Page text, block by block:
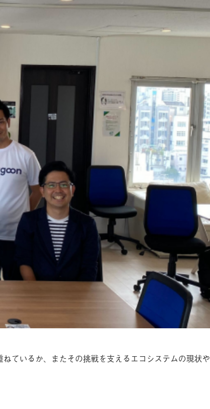
ているか、またその挑戦を支えるエコシステムの現状や